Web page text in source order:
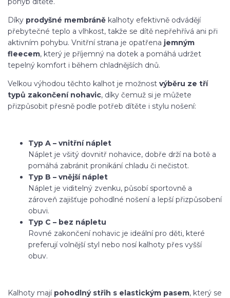
Díky prodyšné membráně kalhoty efektivně odvádějí
přebytečné teplo a vlhkost, takže se dítě nepřehřívá ani při
aktivním pohybu. Vnitřní strana je opatřena jemným
fleecem, který je příjemný na dotek a pomáhá udržet
tepelný komfort i během chladnějších dnů.
Velkou výhodou těchto kalhot je možnost výběru ze tří
typů zakončení nohavic, díky čemuž si je můžete
přizpůsobit přesně podle potřeb dítěte i stylu nošení:
Typ A – vnitřní náplet
Náplet je všitý dovnitř nohavice, dobře drží na botě a
pomáhá zabránit pronikání chladu či nečistot.
Typ B – vnější náplet
Náplet je viditelný zvenku, působí sportovně a
zároveň zajišťuje pohodlné nošení a lepší přizpůsobení
obuvi.
Typ C – bez nápletu
Rovné zakončení nohavic je ideální pro děti, které
preferují volnější styl nebo nosí kalhoty přes vyšší
obuv.
Kalhoty mají pohodlný střih s elastickým pasem, který se